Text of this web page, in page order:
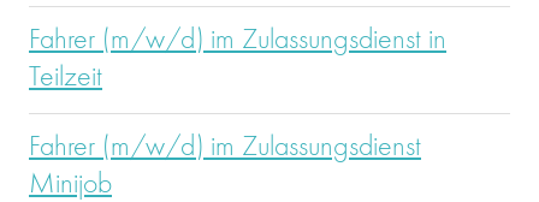
Fahrer (m/w/d) im Zulassungsdienst in
Teilzeit
Fahrer (m/w/d) im Zulassungsdienst
Minijob